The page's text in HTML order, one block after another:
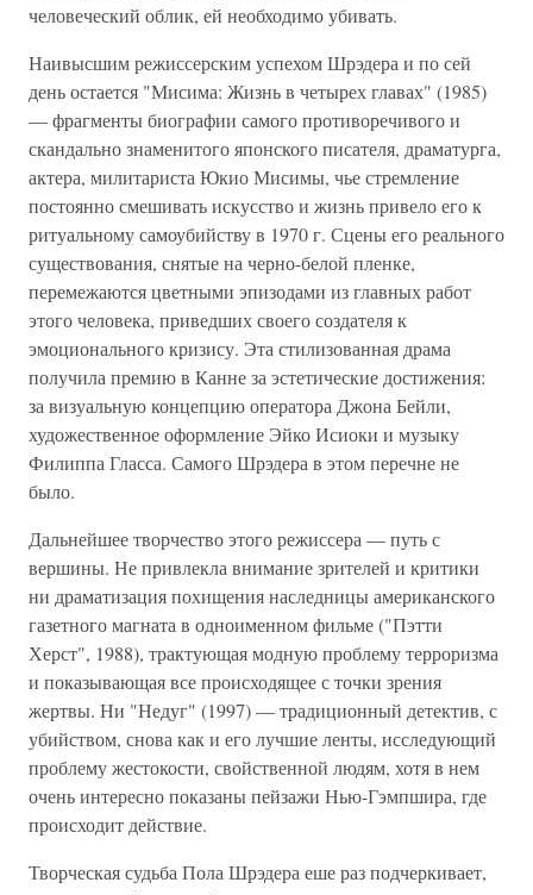
человеческий облик, ей необходимо убивать.
Наивысшим режиссерским успехом Шрэдера и по сей
день остается "Мисима: Жизнь в четырех главах" (1985)
— фрагменты биографии самого противоречивого и
скандально знаменитого японского писателя, драматурга,
актера, милитариста Юкио Мисимы, чье стремление
постоянно смешивать искусство и жизнь привело его к
ритуальному самоубийству в 1970 г. Сцены его реального
существования, снятые на черно-белой пленке,
перемежаются цветными эпизодами из главных работ
этого человека, приведших своего создателя к
эмоционального кризису. Эта стилизованная драма
получила премию в Канне за эстетические достижения:
за визуальную концепцию оператора Джона Бейли,
художественное оформление Эйко Исиоки и музыку
Филиппа Гласса. Самого Шрэдера в этом перечне не
было.
Дальнейшее творчество этого режиссера — путь с
вершины. Не привлекла внимание зрителей и критики
ни драматизация похищения наследницы американского
газетного магната в одноименном фильме ("Пэтти
Херст", 1988), трактующая модную проблему терроризма
и показывающая все происходящее с точки зрения
жертвы. Ни "Недуг" (1997) — традиционный детектив, с
убийством, снова как и его лучшие ленты, исследующий
проблему жестокости, свойственной людям, хотя в нем
очень интересно показаны пейзажи Нью-Гэмпшира, где
происходит действие.
Творческая судьба Пола Шрэдера еше раз подчеркивает,